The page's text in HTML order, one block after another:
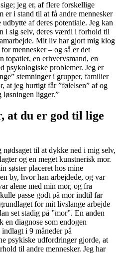
jeg er, af flere forskellige
er i stand til at få andre mennesker
af deres potentiale. Jeg kan
i sig selv, deres værdi i forhold til
Mit liv har gjort mig klog
mennesker – og så er det
topatlet, en erhvervsmand, en
psykologiske problemer. Jeg er
stemninger i grupper, familier
at jeg hurtigt får ”følelsen” af og
løsningen ligger.”
at du er god til lige
til at dykke ned i mig selv,
og en meget kunstnerisk mor.
søster placeret hos mine
by, hvor han arbejdede, og var
alene med min mor, og fra
passe godt på mor indtil far
for mit livslange arbejde
set stadig på ”mor”. En anden
diagnose som endogen
i 9 måneder på
psykiske udfordringer gjorde, at
til andre mennesker. Jeg har